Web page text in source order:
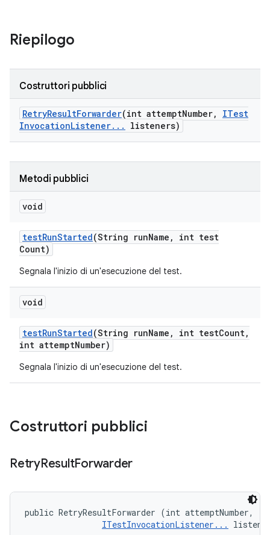
Riepilogo
Costruttori pubblici
RetryResultForwarder(int attemptNumber,
ITest
InvocationListener. . . listeners)
Metodi pubblici
void
testRunStarted(String runName ,
int test
Count)
Segnala l'inizio di un'esecuzione del test.
void
testRunStarted(String runName , int testCount,
int attemptNumber)
Segnala l'inizio di un'esecuzione del test.
Costruttori pubblici
RetryResultForwarder
public RetryResultForwarder (int attemptNumber,
ITestInvocationListener...